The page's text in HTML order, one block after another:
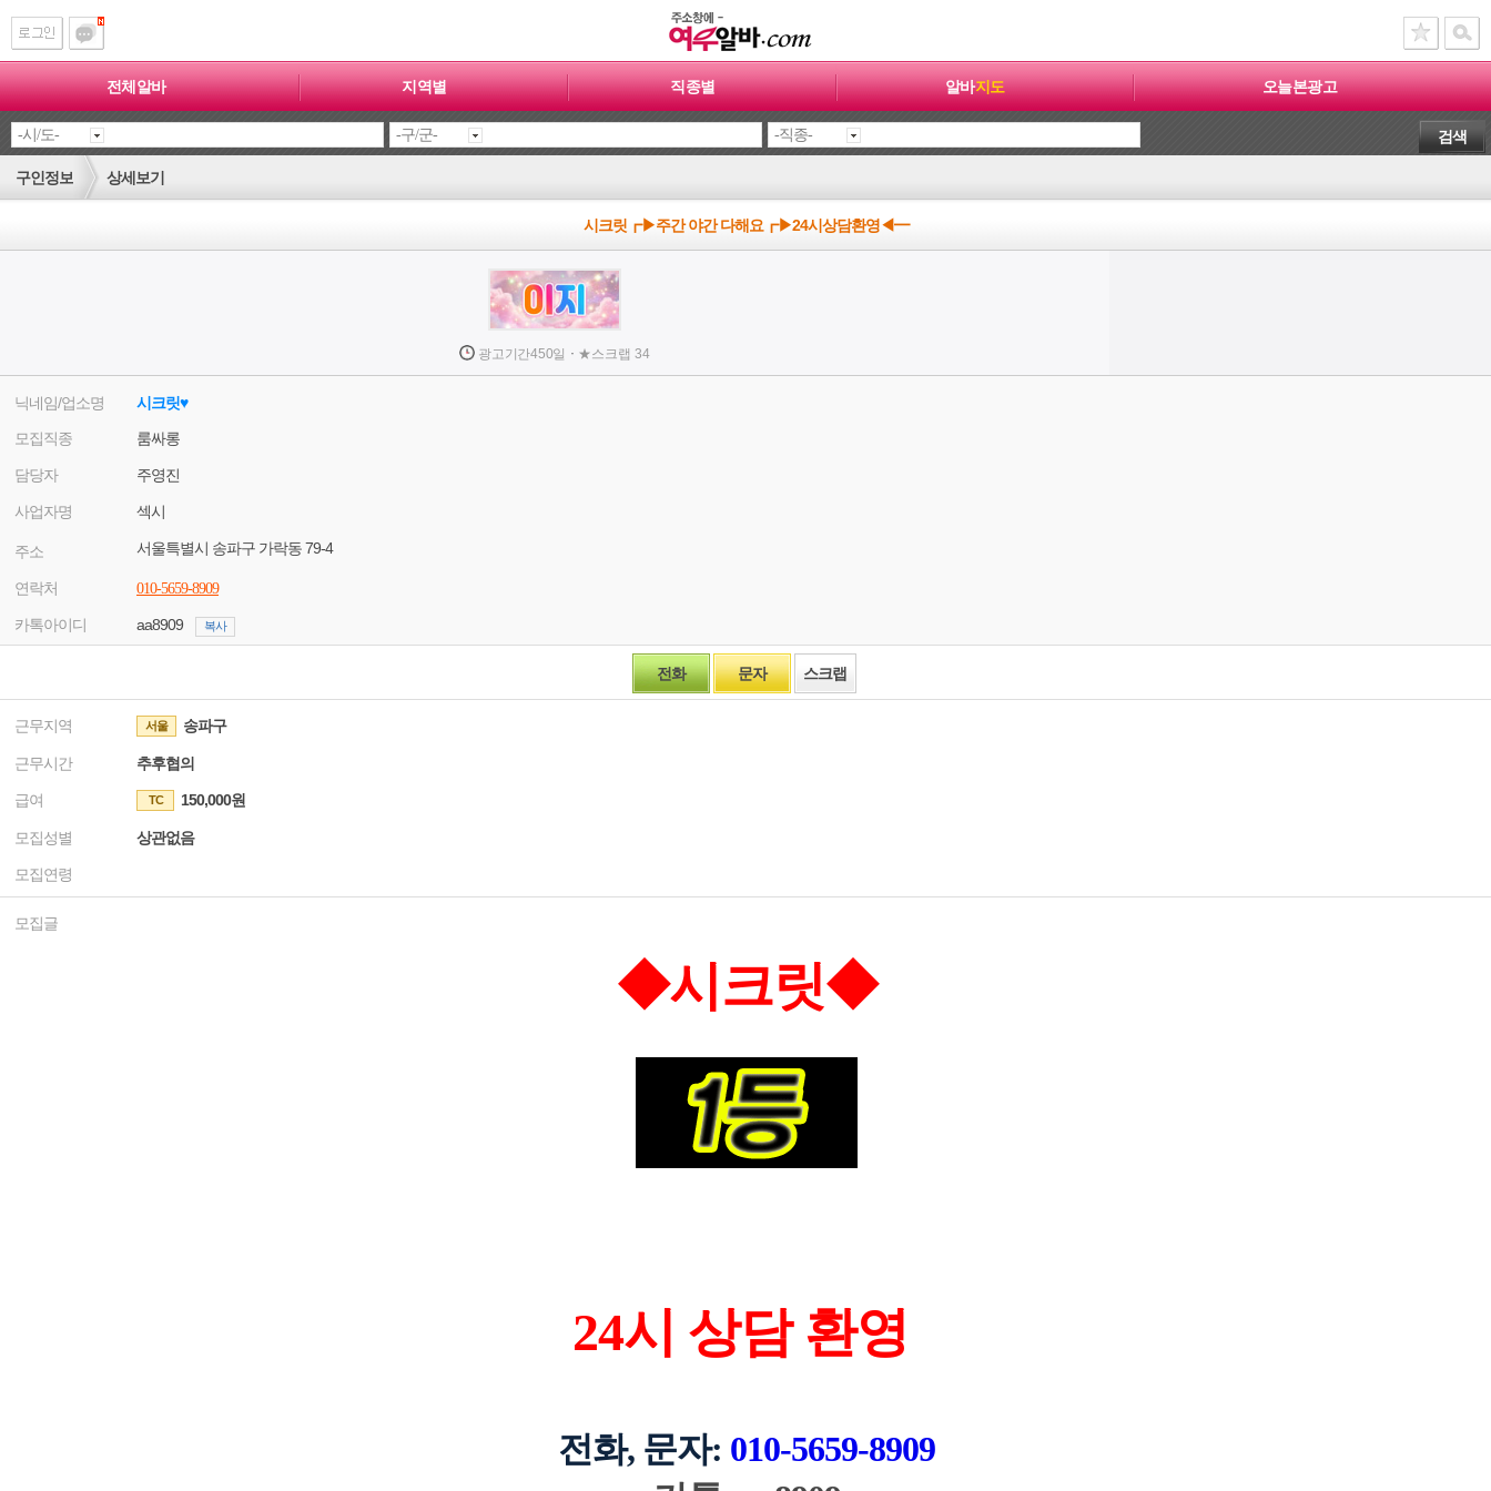
전체알바 지역별 직종별 알바지도 오늘본광고
검색
구인정보 상세보기
시크릿┏▶주간 야간 다해요┏▶24시상담환영◀━
광고기간450일 · ★스크랩 34
닉네임/업소명
시크릿♥
모집직종
룸싸롱
담당자 주영진
사업자명 섹시
주소 서울특별시 송파구 가락동 79-4
연락처 010-5659-8909
카톡아이디 aa8909 복사
전화 문자 스크랩
근무지역 서울 송파구
근무시간 추후협의
급여 TC 150,000원
모집성별 상관없음
모집연령
모집글
◆시크릿◆
24시 상담 환영
전화, 문자: 010-5659-8909